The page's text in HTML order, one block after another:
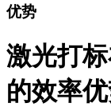
优势
激光打
的效率